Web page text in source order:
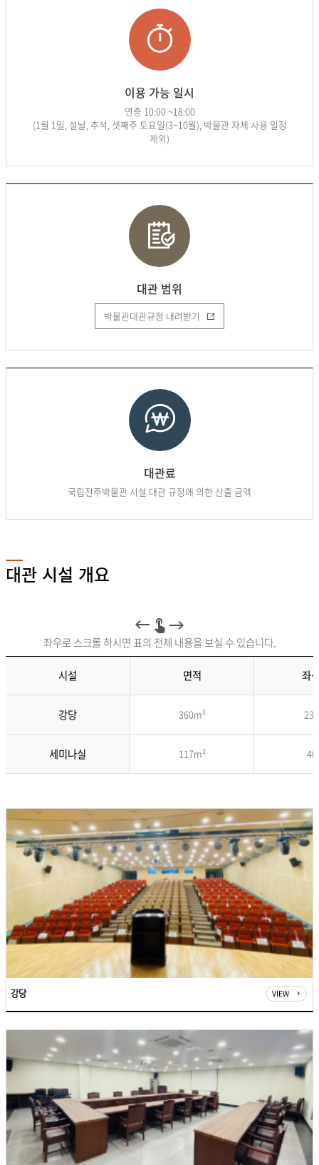
이용 가능 일시
연중 10:00 ~18:00
(1월 1일, 설날, 추석, 셋째주 토요일(3~10월), 박물관 자체 사용 일정
제외)
대관 범위
박물관대관규정 내려받기
대관료
국립전주박물관 시설 대관 규정에 의한 산출 금액
대관 시설 개요
좌우로 스크롤 하시면 표의 전체 내용을 보실 수 있습니다.
린
이
박
관
실,
강
당,
세
미
나
실,
문
사
랑
의
시
설,
면
적,
시설 면적 좌
강당 360m²
세미나실 117m² 40
강당 VIEW